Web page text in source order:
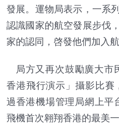
發展。運物局表示，一系
認識國家的航空發展步伐
家的認同，啓發他們加入航
局方又再次鼓勵廣大市
香港飛行演示」攝影比賽
過香港機場管理局網上平
飛機首次翱翔香港的最美一